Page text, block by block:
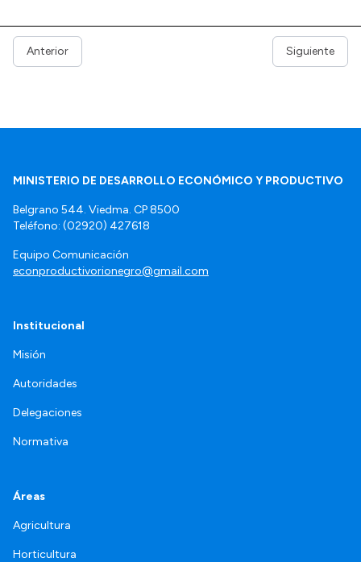
Anterior Siguiente
MINISTERIO DE DESARROLLO ECONÓMICO Y PRODUCTIVO
Belgrano 544. Viedma. CP 8500
Teléfono: (02920) 427618
Equipo Comunicación
econproductivorionegro@gmail.com
Institucional
Misión
Autoridades
Delegaciones
Normativa
Áreas
Agricultura
Horticultura